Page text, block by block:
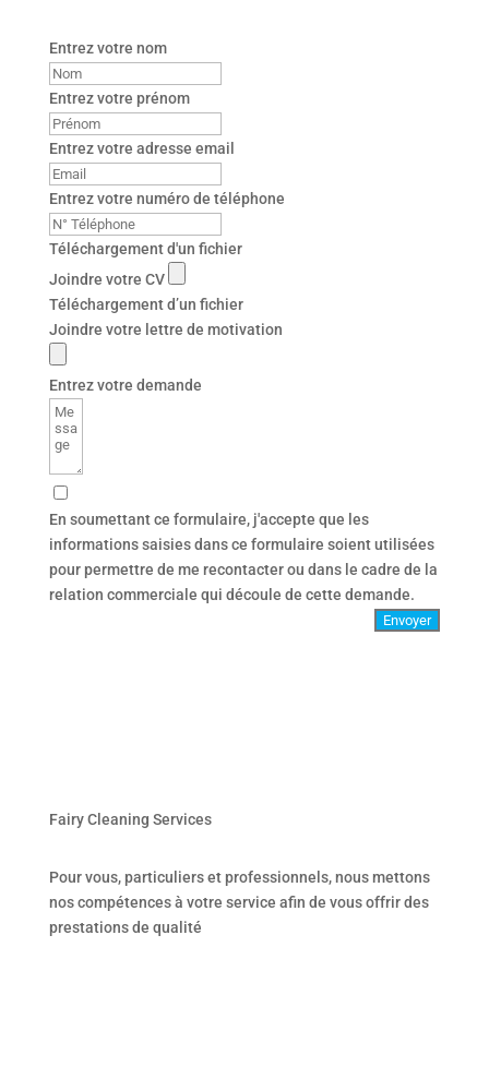
Entrez votre nom
Entrez votre prénom
Entrez votre adresse email
Entrez votre numéro de téléphone
Téléchargement d'un fichier
Joindre votre CV
Téléchargement d’un fichier
Joindre votre lettre de motivation
Entrez votre demande
En soumettant ce formulaire, j'accepte que les
informations saisies dans ce formulaire soient utilisées
pour permettre de me recontacter ou dans le cadre de la
relation commerciale qui découle de cette demande.
Envoyer
Fairy Cleaning Services
Pour vous, particuliers et professionnels, nous mettons
nos compétences à votre service afin de vous offrir des
prestations de qualité